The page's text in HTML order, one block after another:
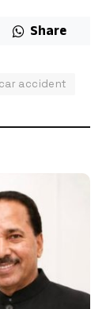
Share
car accident